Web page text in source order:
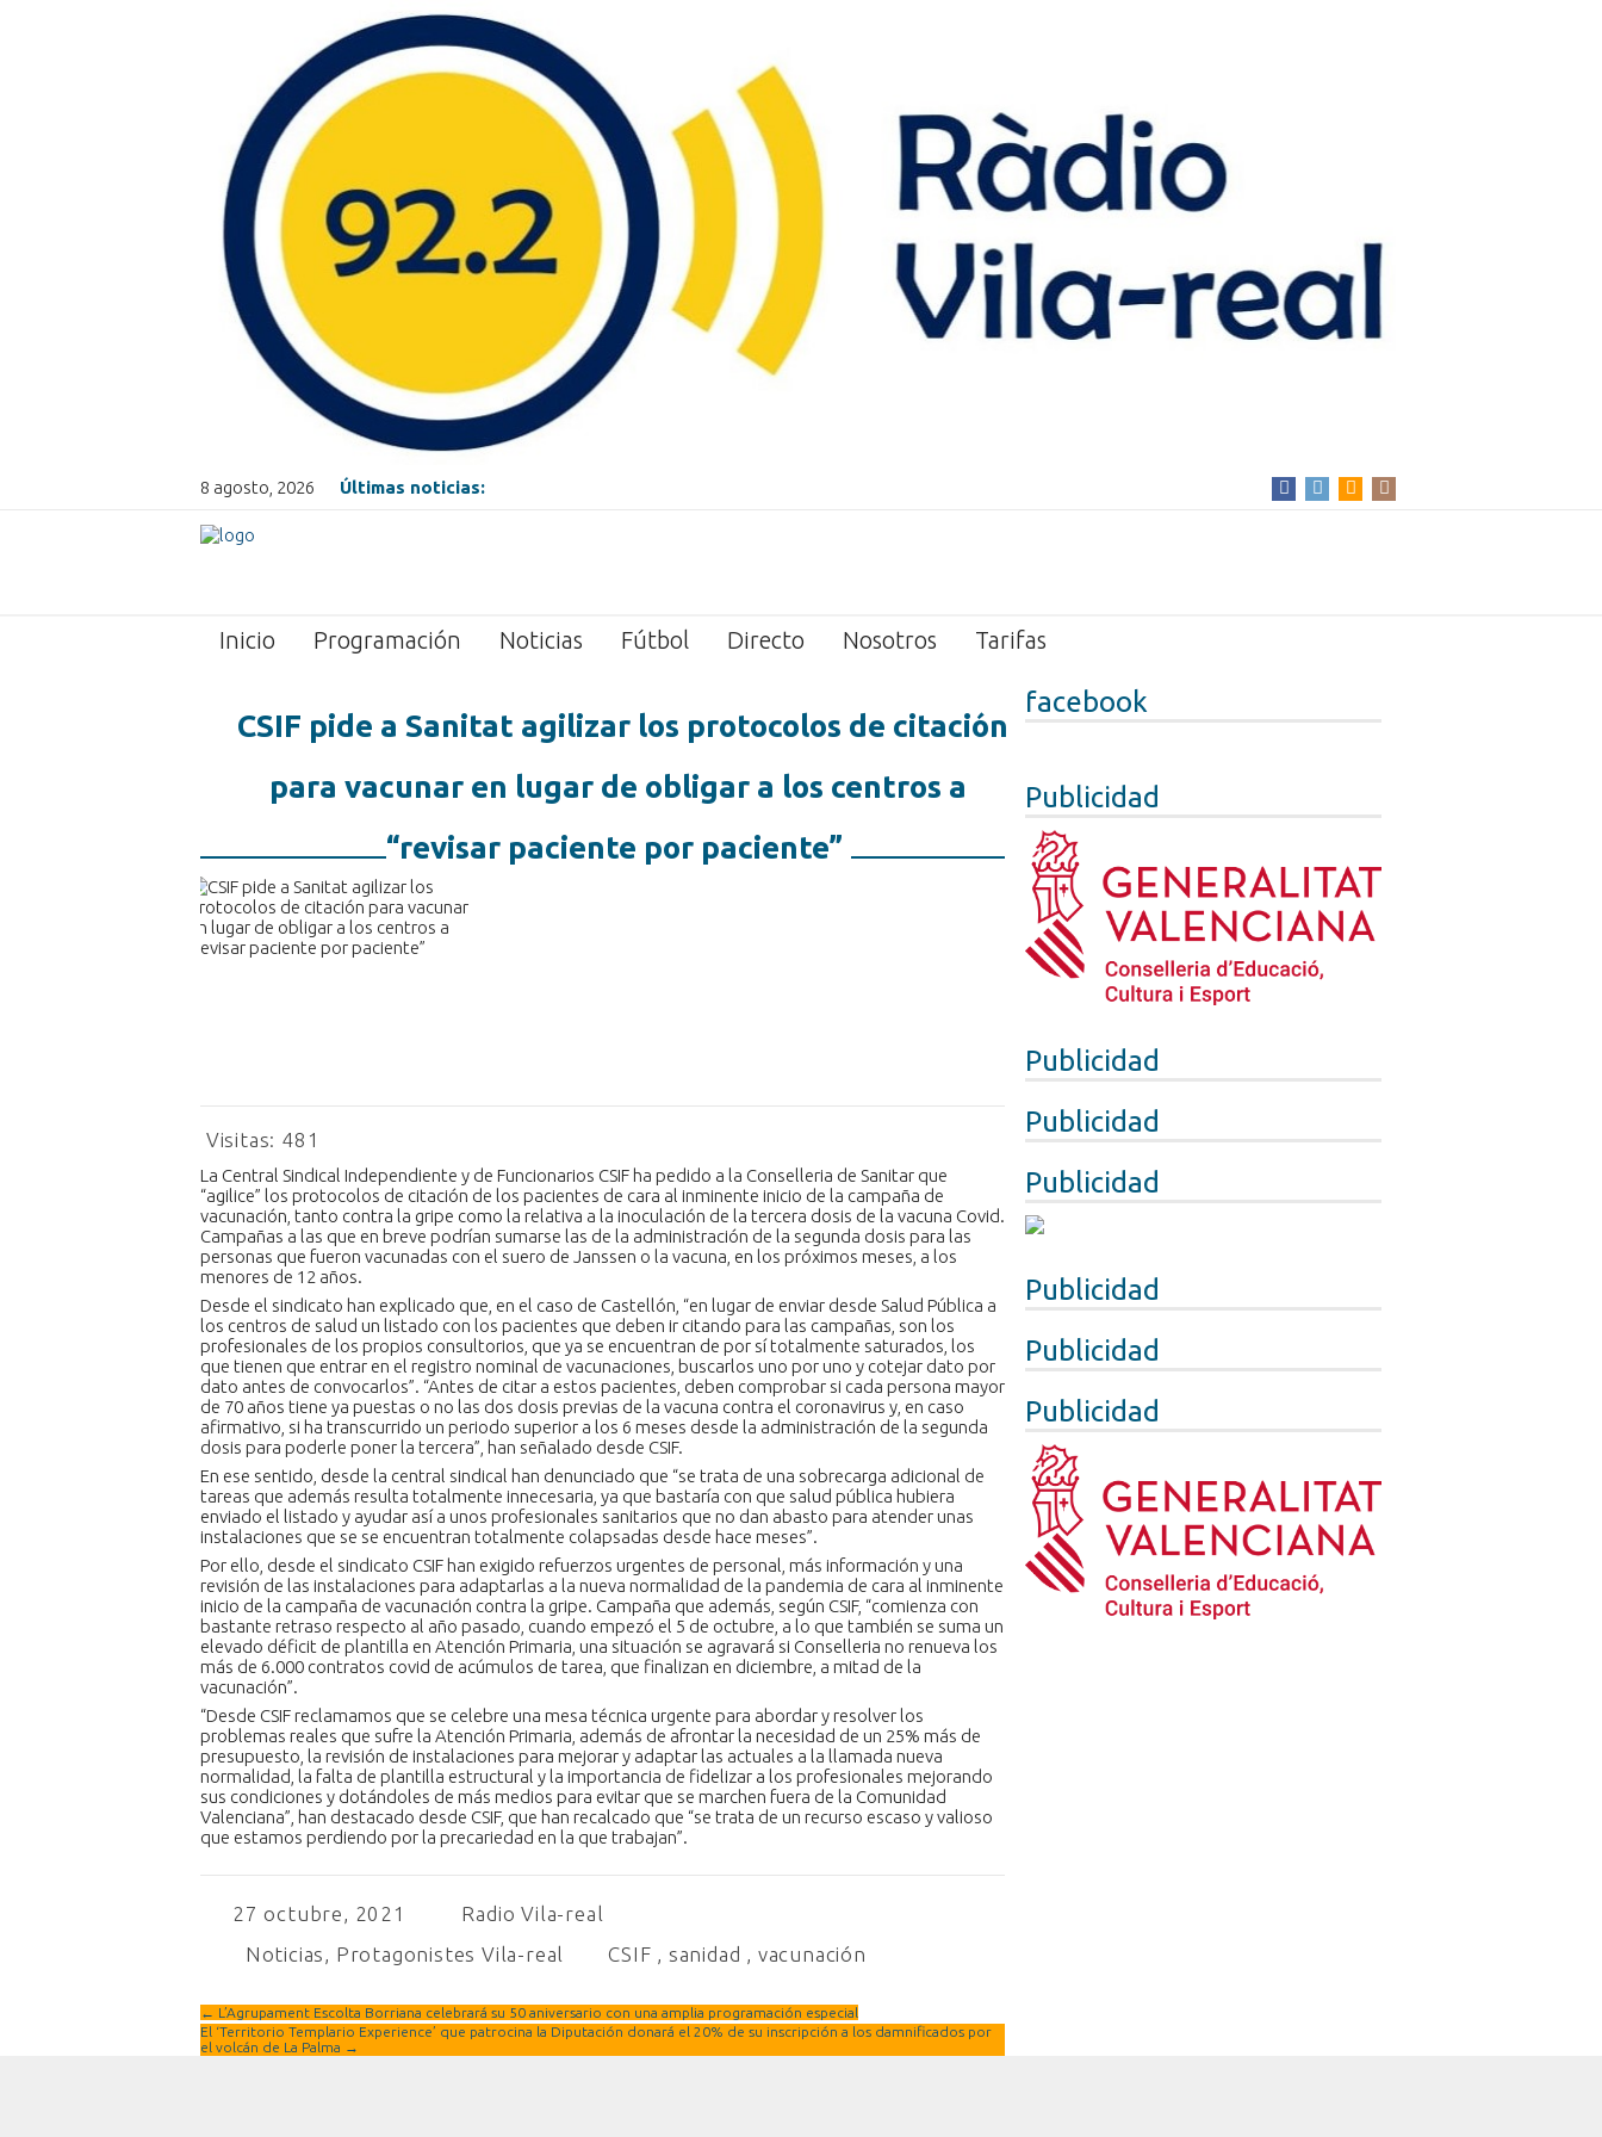
8 agosto, 2026 Últimas noticias:
Inicio Programación Noticias Fútbol Directo Nosotros Tarifas
facebook
Publicidad
Publicidad
Publicidad
Publicidad
Publicidad
Publicidad
Publicidad
CSIF pide a Sanitat agilizar los protocolos de citación
para vacunar en lugar de obligar a los centros a
“revisar paciente por paciente”
Visitas: 481
La Central Sindical Independiente y de Funcionarios CSIF ha pedido a la Conselleria de Sanitar que
“agilice” los protocolos de citación de los pacientes de cara al inminente inicio de la campaña de
vacunación, tanto contra la gripe como la relativa a la inoculación de la tercera dosis de la vacuna Covid.
Campañas a las que en breve podrían sumarse las de la administración de la segunda dosis para las
personas que fueron vacunadas con el suero de Janssen o la vacuna, en los próximos meses, a los
menores de 12 años.
Desde el sindicato han explicado que, en el caso de Castellón, “en lugar de enviar desde Salud Pública a
los centros de salud un listado con los pacientes que deben ir citando para las campañas, son los
profesionales de los propios consultorios, que ya se encuentran de por sí totalmente saturados, los
que tienen que entrar en el registro nominal de vacunaciones, buscarlos uno por uno y cotejar dato por
dato antes de convocarlos”. “Antes de citar a estos pacientes, deben comprobar si cada persona mayor
de 70 años tiene ya puestas o no las dos dosis previas de la vacuna contra el coronavirus y, en caso
afirmativo, si ha transcurrido un periodo superior a los 6 meses desde la administración de la segunda
dosis para poderle poner la tercera”, han señalado desde CSIF.
En ese sentido, desde la central sindical han denunciado que “se trata de una sobrecarga adicional de
tareas que además resulta totalmente innecesaria, ya que bastaría con que salud pública hubiera
enviado el listado y ayudar así a unos profesionales sanitarios que no dan abasto para atender unas
instalaciones que se se encuentran totalmente colapsadas desde hace meses”.
Por ello, desde el sindicato CSIF han exigido refuerzos urgentes de personal, más información y una
revisión de las instalaciones para adaptarlas a la nueva normalidad de la pandemia de cara al inminente
inicio de la campaña de vacunación contra la gripe. Campaña que además, según CSIF, “comienza con
bastante retraso respecto al año pasado, cuando empezó el 5 de octubre, a lo que también se suma un
elevado déficit de plantilla en Atención Primaria, una situación se agravará si Conselleria no renueva los
más de 6.000 contratos covid de acúmulos de tarea, que finalizan en diciembre, a mitad de la
vacunación”.
“Desde CSIF reclamamos que se celebre una mesa técnica urgente para abordar y resolver los
problemas reales que sufre la Atención Primaria, además de afrontar la necesidad de un 25% más de
presupuesto, la revisión de instalaciones para mejorar y adaptar las actuales a la llamada nueva
normalidad, la falta de plantilla estructural y la importancia de fidelizar a los profesionales mejorando
sus condiciones y dotándoles de más medios para evitar que se marchen fuera de la Comunidad
Valenciana”, han destacado desde CSIF, que han recalcado que “se trata de un recurso escaso y valioso
que estamos perdiendo por la precariedad en la que trabajan”.
27 octubre, 2021
Radio Vila-real
Noticias, Protagonistes Vila-real CSIF , sanidad , vacunación
← L’Agrupament Escolta Borriana celebrará su 50 aniversario con una amplia programación especial
El ‘Territorio Templario Experience’ que patrocina la Diputación donará el 20% de su inscripción a los damnificados por
el volcán de La Palma →